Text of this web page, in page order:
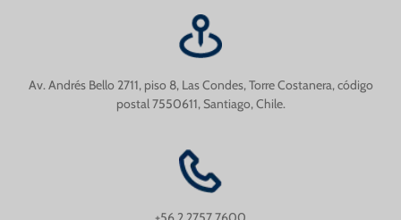
Av. Andrés Bello 2711, piso 8, Las Condes, Torre Costanera, código
postal 7550611, Santiago, Chile.